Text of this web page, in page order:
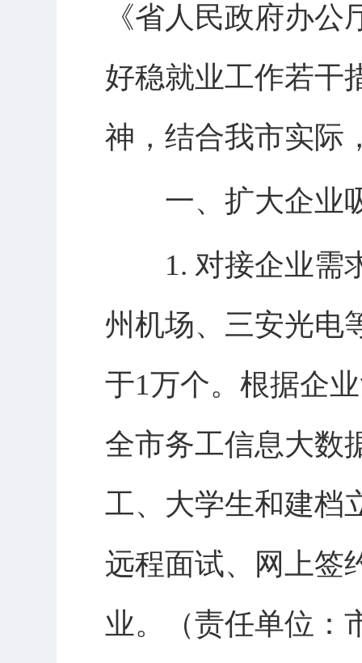
《省人民政府办
好稳就业工作若干
神，结合我市实际
一、扩大企业
1. 对接企业需求
州机场、三安光电
于1万个。根据企
全市务工信息大数
工、大学生和建档
远程面试、网上签
业。（责任单位：